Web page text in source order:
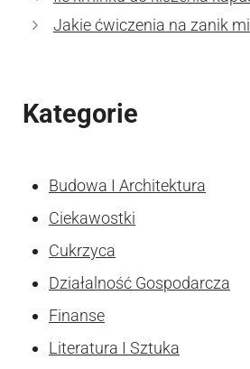
Jakie ćwiczenia na zanik
Kategorie
Budowa I Architektura
Ciekawostki
Cukrzyca
Działalność Gospodarcza
Finanse
Literatura I Sztuka